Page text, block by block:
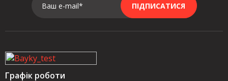
Ваш e-mail* ПІДПИСАТИСЯ
Графік роботи